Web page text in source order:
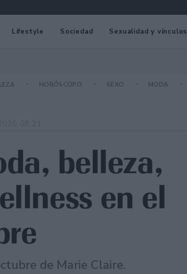
Lifestyle Sociedad Sexualidad y vínculos
HORÓSCOPO SEXO MODA
belleza,
en el
de Marie Claire.